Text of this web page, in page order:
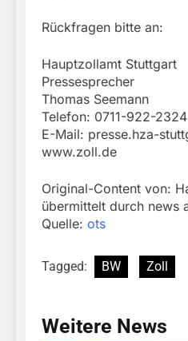
Rückfragen bitte an:
Hauptzollamt Stuttgart
Pressesprecher
Thomas Seemann
Telefon: 0711-922-2324
E-Mail: presse.hza-
www.zoll.de
Original-Content von:
übermittelt durch news
Quelle: ots
Tagged: BW Zoll
Weitere News